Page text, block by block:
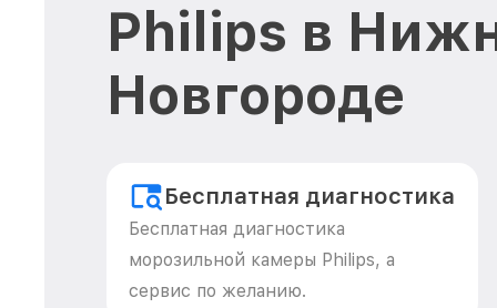
Philips в
Новгороде
Бесплатная диагностика
Бесплатная диагностика
морозильной камеры Philips, а
сервис по желанию.